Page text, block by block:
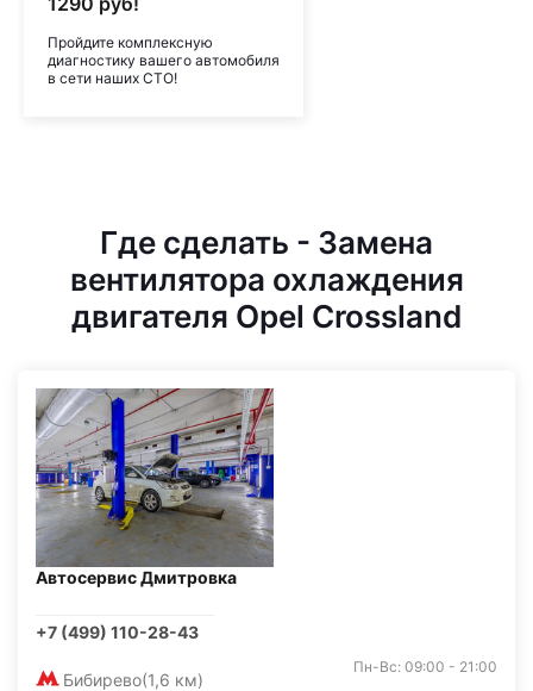
Пройдите комплексную
диагностику вашего автомобиля
в сети наших СТО!
Где сделать - Замена
вентилятора охлаждения
двигателя Opel Crossland
Автосервис Дмитровка
+7 (499) 110-28-43
Бибирево(1,6 км)
Пн-Вс: 09:00 - 21:00